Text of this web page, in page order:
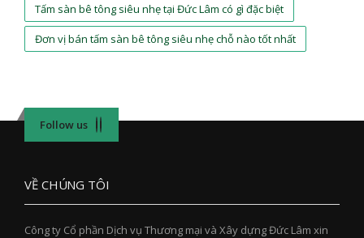
Tấm sàn bê tông siêu nhẹ tại Đức Lâm có gì đặc biệt
Đơn vị bán tấm sàn bê tông siêu nhẹ chỗ nào tốt nhất
Follow us
VỀ CHÚNG TÔI
Công ty Cổ phần Dịch vụ Thương mại và Xây dựng Đức Lâm xin